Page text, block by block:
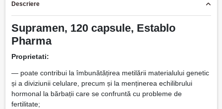
Descriere
Supramen, 120 capsule, Establo
Pharma
Proprietati:
— poate contribui la îmbunătățirea metilării materialului genetic
și a diviziunii celulare, precum și la menținerea echilibrului
hormonal la bărbații care se confruntă cu probleme de
fertilitate;